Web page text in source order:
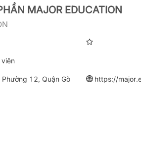
MAJOR EDUCATION
12, Quận Gò
https://